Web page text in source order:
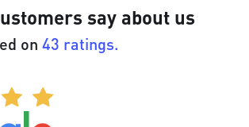
say about us
on 43 ratings.